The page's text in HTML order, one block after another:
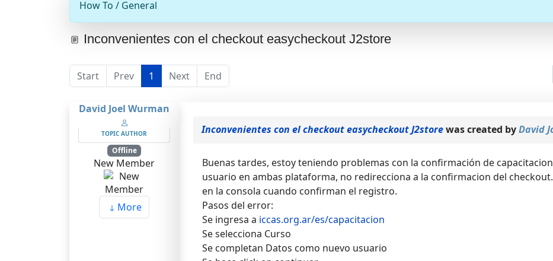
How To / General
Inconvenientes con el checkout easycheckout J2store
Start Prev 1 Next End
David Joel Wurman
TOPIC AUTHOR
Offline
New Member
More
Inconvenientes con el checkout easycheckout J2storewas created byDavid
Buenas tardes, estoy teniendo problemas con la confirmación de
usuario en ambas plataforma, no redirecciona a la confirmacion del
en la consola cuando confirman el registro.
Pasos del error:
Se ingresa a iccas.org.ar/es/capacitacion
Se selecciona Curso
Se completan Datos como nuevo usuario